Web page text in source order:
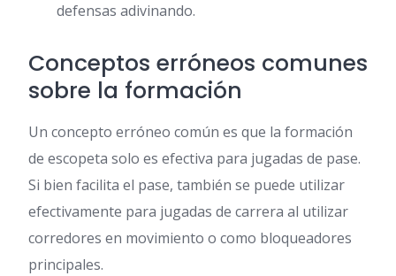
defensas adivinando.
Conceptos erróneos comunes
sobre la formación
Un concepto erróneo común es que la formación
de escopeta solo es efectiva para jugadas de pase.
Si bien facilita el pase, también se puede utilizar
efectivamente para jugadas de carrera al utilizar
corredores en movimiento o como bloqueadores
principales.